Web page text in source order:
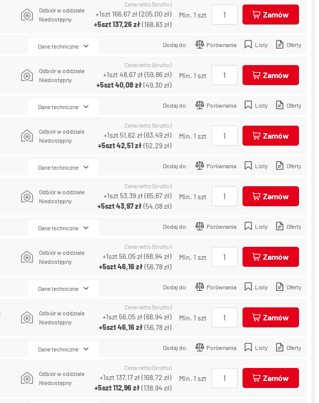
Odbiór w oddziale
Niedostępny
Cena netto (brutto)
+1szt 166,67 zł(205,00 zł)
+5szt137,26 zł(168,83 zł)
Min. 1 szt Zamów
Dodaj do: Porównania Listy Oferty
Dane techniczne
Odbiór w oddziale
Niedostępny
Cena netto (brutto)
+1szt48,67 zł(59,86 zł)
+5szt40,08 zł(49,30 zł)
Min. 1 szt Zamów
Dodaj do: Porównania Listy Oferty
Dane techniczne
Odbiór w oddziale
Niedostępny
Cena netto (brutto)
+1szt 51,62 zł(63,49 zł)
+5szt42,51 zł(52,29 zł)
Min. 1 szt Zamów
Dodaj do: Porównania Listy Oferty
Dane techniczne
Odbiór w oddziale
Niedostępny
Cena netto (brutto)
+1szt 53,39 zł(65,67 zł)
+5szt43,97 zł(54,08 zł)
Min. 1 szt Zamów
Dodaj do: Porównania Listy Oferty
Dane techniczne
Odbiór w oddziale
Niedostępny
Cena netto (brutto)
+1szt 56,05 zł(68,94 zł)
+5szt46,16 zł(56,78 zł)
Min. 1 szt Zamów
Dodaj do: Porównania Listy Oferty
Dane techniczne
Odbiór w oddziale
Niedostępny
Cena netto (brutto)
+1szt 56,05 zł(68,94 zł)
+5szt46,16 zł(56,78 zł)
Min. 1 szt Zamów
Dodaj do: Porównania Listy Oferty
Dane techniczne
Odbiór w oddziale
Niedostępny
Cena netto (brutto)
+1szt 137,17 zł(168,72 zł)
+5szt112,96 zł(138,94 zł)
Min. 1 szt Zamów